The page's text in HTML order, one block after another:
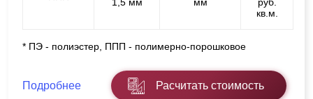
кв.м.
* ПЭ - полиэстер, ППП - полимерно-порошковое
Подробнее Расчитать стоимость